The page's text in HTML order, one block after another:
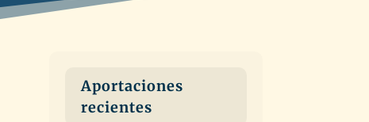
Aportaciones
recientes